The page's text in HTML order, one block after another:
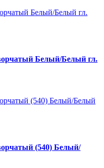
Белый/Белый гл.
(540) Белый/